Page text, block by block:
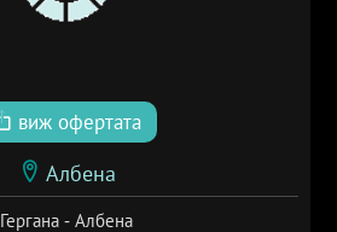
виж офертата
Албена
Гергана - Албена